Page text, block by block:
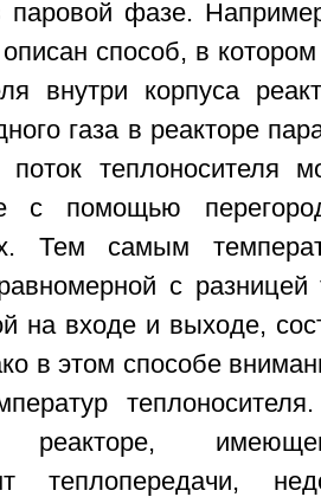
паровой фазе.
способ, в
внутри корпуса
газа в реакторе
поток теплоносителя
с помощью
Тем самым
с
на входе и выходе,
в этом способе
реакторе,
теплопередачи,